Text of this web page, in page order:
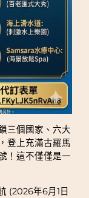
三個國家、六大
登上充滿古羅馬
！這不僅僅是一
(2026年6月1日